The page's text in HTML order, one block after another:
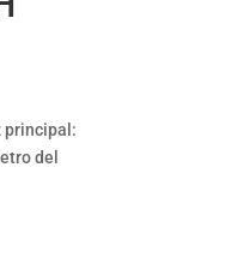
principal:
del